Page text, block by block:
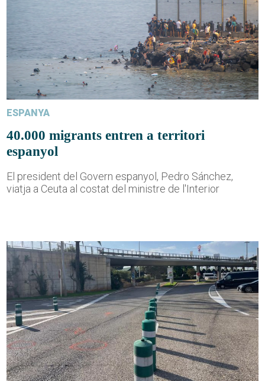
ESPANYA
40.000 migrants entren a territori
espanyol
El president del Govern espanyol, Pedro Sánchez,
viatja a Ceuta al costat del ministre de l'Interior